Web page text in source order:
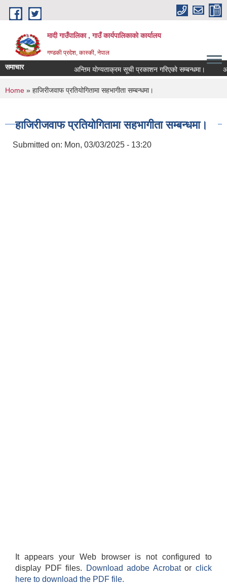
Skip to main content
मादी गाउँपालिका , गाउँ कार्यपालिकाको कार्यालय
गण्डकी प्रदेश, कास्की, नेपाल
समाचार अन्तिम योग्यताक्रम सूची प्रकाशन गरिएको सम्बन्धमा।
You are here
Home » हाजिरीजवाफ प्रतियोगितामा सहभागीता सम्बन्धमा।
हाजिरीजवाफ प्रतियोगितामा सहभागीता सम्बन्धमा।
Submitted on: Mon, 03/03/2025 - 13:20
It appears your Web browser is not configured to
display PDF files.
Download adobe Acrobatorclick
here to download the PDF file.